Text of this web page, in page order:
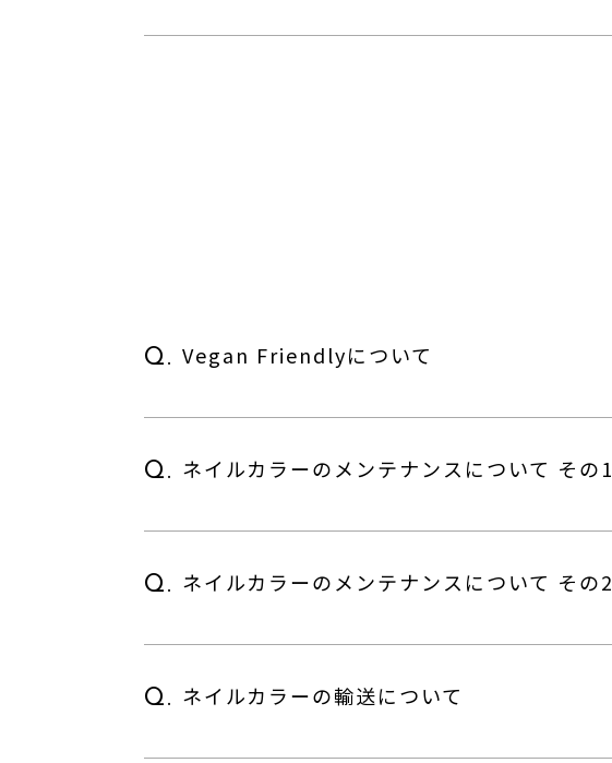
Q. Vegan Friendlyについて
Q. ネイルカラーのメンテナンスについて その1
Q. ネイルカラーのメンテナンスについて その2
Q. ネイルカラーの輸送について